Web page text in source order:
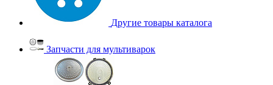
Другие товары каталога
Запчасти для мультиварок